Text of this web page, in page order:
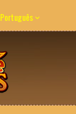
Português